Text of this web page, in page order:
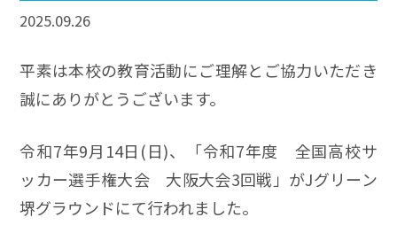
2025.09.26
平素は本校の教育活動にご理解とご協力いただき
誠にありがとうございます。
令和7年9月14日(日)、「令和7年度 全国高校サ
ッカー選手権大会 大阪大会3回戦」がJグリーン
堺グラウンドにて行われました。